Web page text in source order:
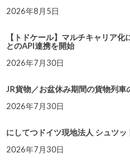
2026年8月5日
【トドケール】マルチキャリア
とのAPI連携を開始
2026年7月30日
JR貨物／お盆休み期間の貨物列車
2026年7月30日
にしてつドイツ現地法人 シュツ
2026年7月30日